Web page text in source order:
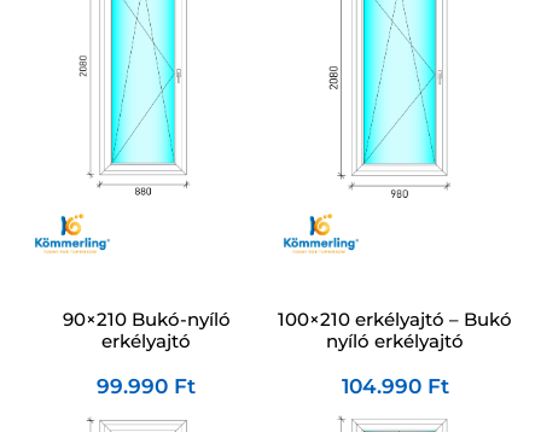
90×210 Bukó-nyíló
erkélyajtó
99.990 Ft
100×210 erkélyajtó – Bukó
nyíló erkélyajtó
104.990 Ft